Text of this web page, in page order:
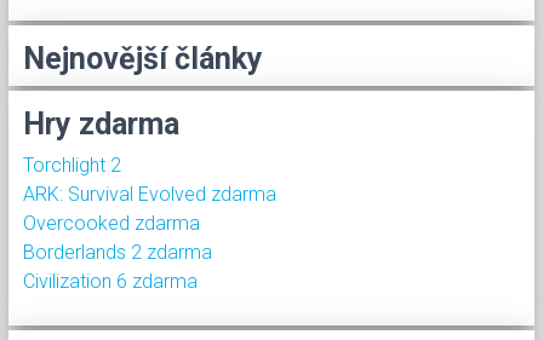
Nejnovější články
Hry zdarma
Torchlight 2
ARK: Survival Evolved zdarma
Overcooked zdarma
Borderlands 2 zdarma
Civilization 6 zdarma